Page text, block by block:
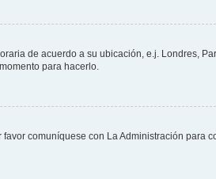
de acuerdo a su ubicación, e.j. Londres,
para hacerlo.
comuníquese con La Administración para